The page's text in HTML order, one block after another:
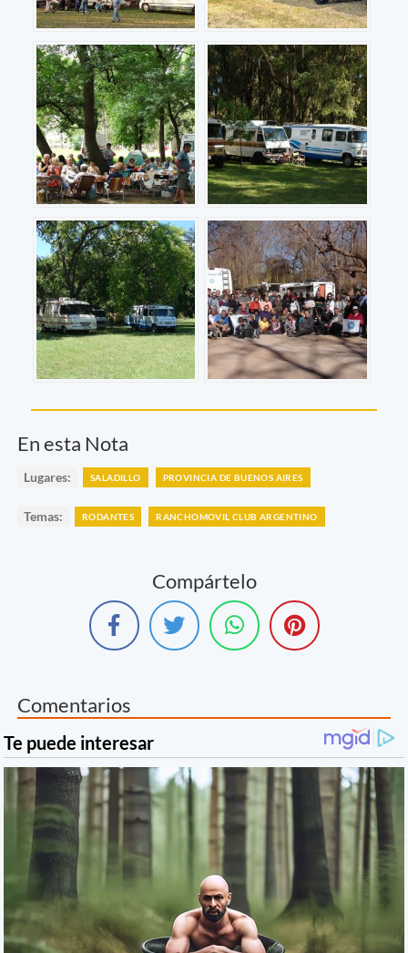
En esta Nota
Lugares: SALADILLO PROVINCIA DE BUENOS AIRES
Temas: RODANTES RANCHOMOVIL CLUB ARGENTINO
Compártelo
Comentarios